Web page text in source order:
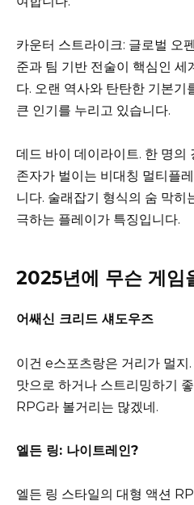
카운터 스트라이크: 글로벌 오
준과 팀 기반 전술이 핵심인 세
다. 오랜 역사와 탄탄한 기본
큰 인기를 누리고 있습니다.
데드 바이 데이라이트. 한 명의
존자가 벌이는 비대칭 멀티플
니다. 술래잡기 형식의 숨 막히
극하는 플레이가 특징입니다.
2025년에 무슨 게임
어쌔신 크리드 섀도우즈
이건 e스포츠랑은 거리가 멀
맛으로 하거나 스트리밍하기
RPG라 볼거리는 많겠네.
엘든 링: 나이트레인?
엘든 링 스타일의 대형 액션